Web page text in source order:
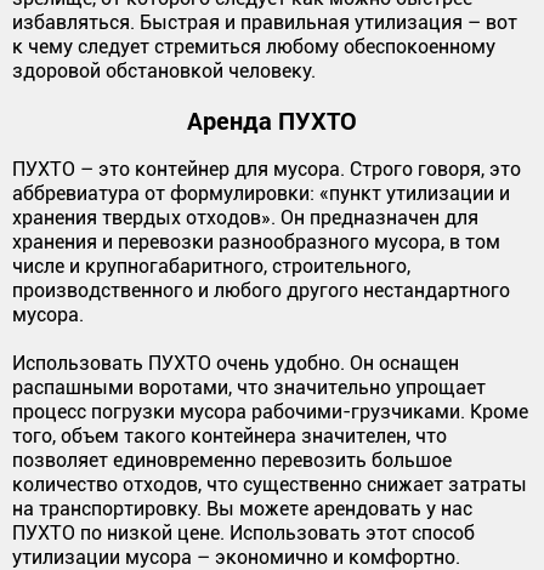
избавляться. Быстрая и правильная утилизация – вот
к чему следует стремиться любому обеспокоенному
здоровой обстановкой человеку.
Аренда ПУХТО
ПУХТО – это контейнер для мусора. Строго говоря, это
аббревиатура от формулировки: «пункт утилизации и
хранения твердых отходов». Он предназначен для
хранения и перевозки разнообразного мусора, в том
числе и крупногабаритного, строительного,
производственного и любого другого нестандартного
мусора.
Использовать ПУХТО очень удобно. Он оснащен
распашными воротами, что значительно упрощает
процесс погрузки мусора рабочими-грузчиками. Кроме
того, объем такого контейнера значителен, что
позволяет единовременно перевозить большое
количество отходов, что существенно снижает затраты
на транспортировку. Вы можете арендовать у нас
ПУХТО по низкой цене. Использовать этот способ
утилизации мусора – экономично и комфортно.